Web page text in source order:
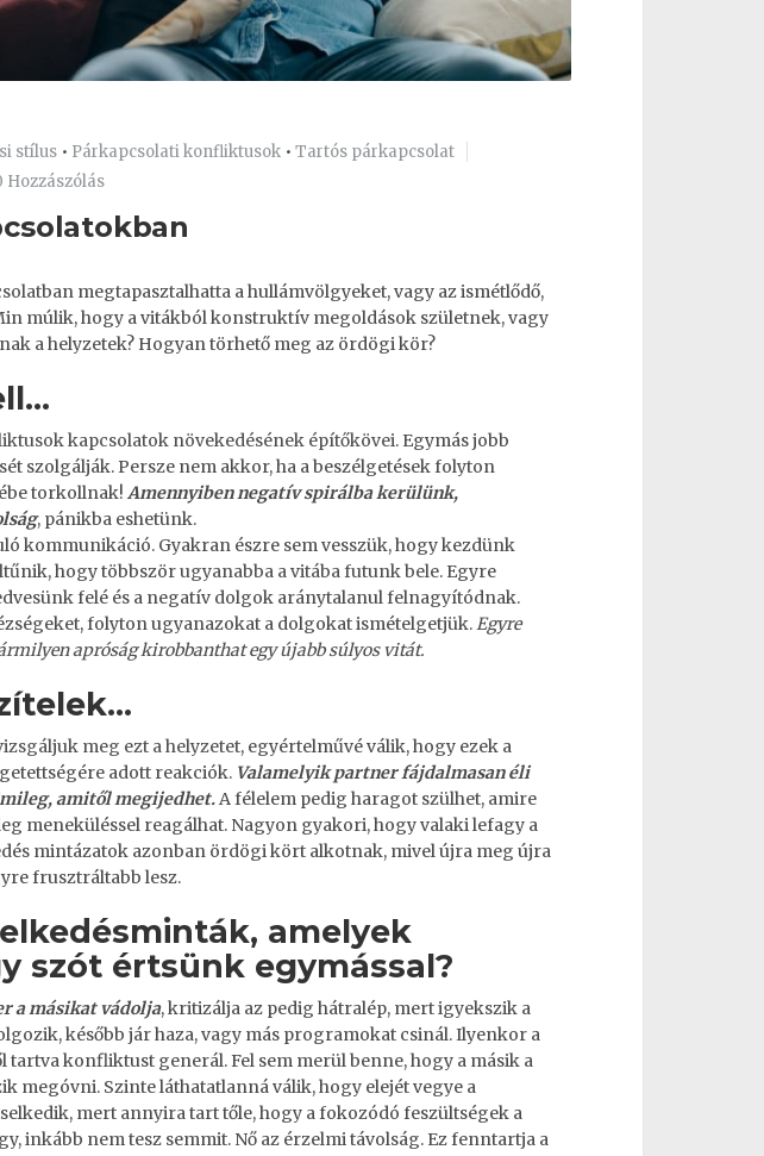
stílus • Párkapcsolati konfliktusok • Tartós párkapcsolat
Hozzászólás
ban megtapasztalhatta a hullámvölgyeket, vagy az ismétlődő,
múlik, hogy a vitákból konstruktív megoldások születnek, vagy
a helyzetek? Hogyan törhető meg az ördögi kör?
kapcsolatok növekedésének építőkövei. Egymás jobb
szolgálják. Persze nem akkor, ha a beszélgetések folyton
torkollnak! Amennyiben negatív spirálba kerülünk,
, pánikba eshetünk.
kommunikáció. Gyakran észre sem vesszük, hogy kezdünk
hogy többszörugyanabba a vitába futunk bele. Egyre
felé és a negatív dolgok aránytalanul felnagyítódnak.
folyton ugyanazokat a dolgokat ismételgetjük.Egyre
apróság kirobbanthat egy újabb súlyos vitát.
meg ezt a helyzetet, egyértelművé válik, hogy ezek a
adott reakciók. Valamelyik partner fájdalmasan éli
amitől megijedhet.A félelem pedig haragot szülhet, amire
meneküléssel reagálhat. Nagyon gyakori, hogy valaki lefagy a
mintázatok azonban ördögi kört alkotnak, mivel újra meg újra
frusztráltabb lesz.
amelyek
szót értsünk egymással?
a másikat vádolja, kritizálja az pedig hátralép, mert igyekszik a
később jár haza, vagy más programokat csinál. Ilyenkor a
tartva konfliktust generál. Fel sem merül benne, hogy a másik a
megóvni. Szinte láthatatlanná válik, hogy elejét vegye a
mert annyira tart tőle, hogy a fokozódó feszültségek a
inkább nem tesz semmit. Nő az érzelmi távolság. Ez fenntartja a